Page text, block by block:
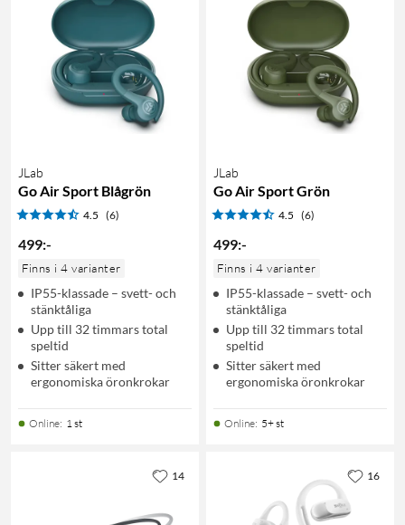
JLab
Go Air Sport Blågrön
4.5 (6)
499:-
Finns i 4 varianter
IP55-klassade – svett- och
stänktåliga
Upp till 32 timmars total
speltid
Sitter säkert med
ergonomiska öronkrokar
Online: 1 st
JLab
Go Air Sport Grön
4.5 (6)
499:-
Finns i 4 varianter
IP55-klassade – svett- och
stänktåliga
Upp till 32 timmars total
speltid
Sitter säkert med
ergonomiska öronkrokar
Online: 5+ st
14 16